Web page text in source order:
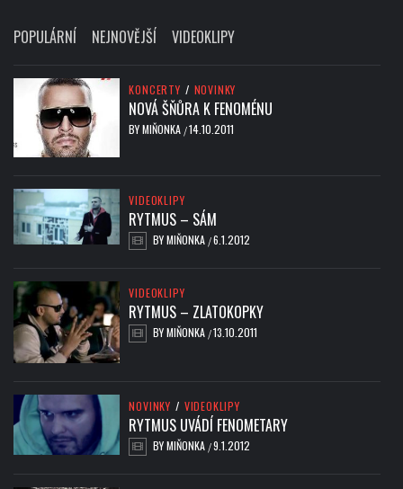
POPULÁRNÍ NEJNOVĚJŠÍ VIDEOKLIPY
KONCERTY / NOVINKY
NOVÁ ŠŇŮRA K FENOMÉNU
BYMIŇONKA /14.10.2011
VIDEOKLIPY
RYTMUS – SÁM
BYMIŇONKA /6.1.2012
VIDEOKLIPY
RYTMUS – ZLATOKOPKY
BYMIŇONKA /13.10.2011
NOVINKY / VIDEOKLIPY
RYTMUS UVÁDÍ FENOMETARY
BYMIŇONKA /9.1.2012